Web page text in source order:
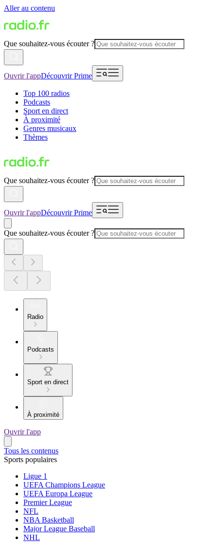
Aller au contenu
Que souhaitez-vous écouter ?
Ouvrir l'appDécouvrir Prime
Top 100 radios
Podcasts
Sport en direct
À proximité
Genres musicaux
Thèmes
Que souhaitez-vous écouter ?
Ouvrir l'appDécouvrir Prime
Que souhaitez-vous écouter ?
Radio
Podcasts
Sport en direct
À proximité
Ouvrir l'app
Tous les contenus
Sports populaires
Ligue 1
UEFA Champions League
UEFA Europa League
Premier League
NFL
NBA Basketball
Major League Baseball
NHL